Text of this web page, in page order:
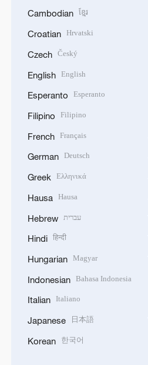
Cambodian ខ្មែរ
Croatian Hrvatski
Czech Český
English English
Esperanto Esperanto
Filipino Filipino
French Français
German Deutsch
Greek Ελληνικά
Hausa Hausa
Hebrew עברית
Hindi हिन्दी
Hungarian Magyar
Indonesian Bahasa Indonesia
Italian Italiano
Japanese 日本語
Korean 한국어